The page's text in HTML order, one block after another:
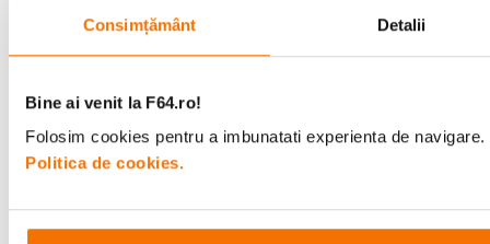
Consimțământ Detalii
Bine ai venit la F64.ro!
Folosim cookies pentru a imbunatati experienta de
Politica de cookies.
Consultanta
specializata
Comenzi si livrare